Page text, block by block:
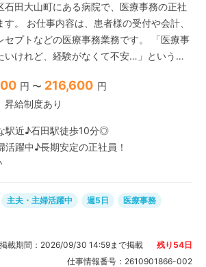
石田大山町にある病院で、医療事務の正社
す。 お仕事内容は、患者様の受付や会計、
トなどの医療事務業務です。 「医療事
いけれど、経験がなくて不安…」という方
お人柄やポテンシャル重視で採用いたしま
円 〜 216,600 円
昇給制度あり
駅近♪石田駅徒歩10分◎
躍中♪長期安定の正社員！
主夫・主婦活躍中 週5日
医療事務
掲載期間： 2026/09/30 14:59まで掲載 残り 54日
仕事情報番号： 2610901866-002